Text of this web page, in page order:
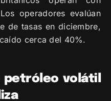
operadores evalúan
de tasas en diciembre,
cerca del 40%.
petróleo volátil